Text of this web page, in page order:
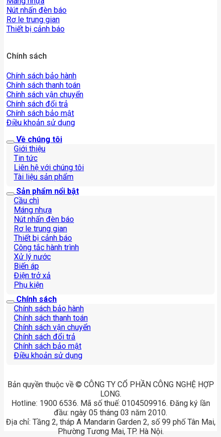
Nút nhấn đèn báo
Rơ le trung gian
Thiết bị cảnh báo
Chính sách
Chính sách bảo hành
Chính sách thanh toán
Chính sách vận chuyển
Chính sách đổi trả
Chính sách bảo mật
Điều khoản sử dụng
Về chúng tôi
Giới thiệu
Tin tức
Liên hệ với chúng tôi
Tài liệu sản phẩm
Sản phẩm nổi bật
Cầu chì
Máng nhựa
Nút nhấn đèn báo
Rơ le trung gian
Thiết bị cảnh báo
Công tắc hành trình
Xử lý nước
Biến áp
Điện trở xả
Phụ kiện
Chính sách
Chính sách bảo hành
Chính sách thanh toán
Chính sách vận chuyển
Chính sách đổi trả
Chính sách bảo mật
Điều khoản sử dụng
Bản quyền thuộc về © CÔNG TY CỔ PHẦN CÔNG NGHỆ HỢP
LONG.
Hotline: 1900 6536. Mã số thuế: 0104509916. Đăng ký lần
đầu: ngày 05 tháng 03 năm 2010.
Địa chỉ: Tầng 2, tháp A Mandarin Garden 2, số 99 phố Tân Mai,
Phường Tương Mai, TP. Hà Nội.